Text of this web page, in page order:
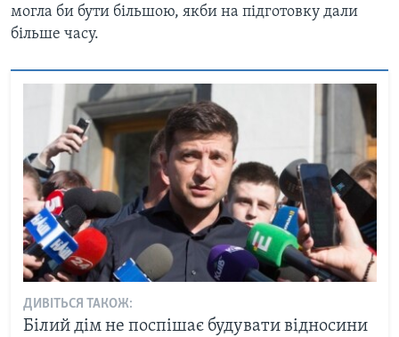
могла би бути більшою, якби на підготовку дали
більше часу.
ДИВІТЬСЯ ТАКОЖ:
Білий дім не поспішає будувати відносини